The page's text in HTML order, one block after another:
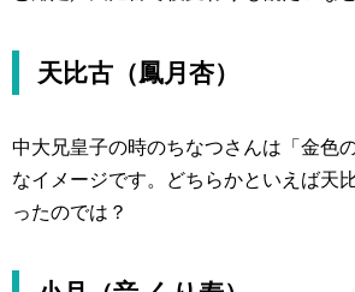
天比古（鳳月杏）
中大兄皇子の時のちなつさんは「金色
なイメージです。どちらかといえば天
ったのでは？